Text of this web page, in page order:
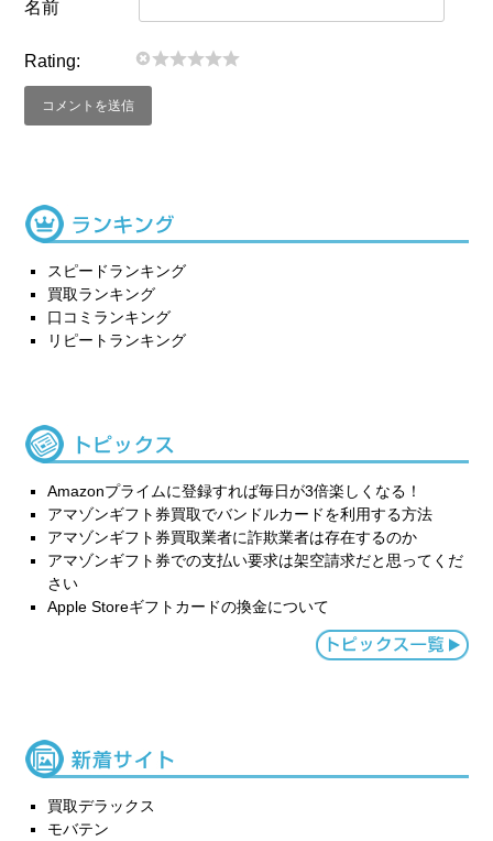
名前
Rating:
スピードランキング
買取ランキング
口コミランキング
リピートランキング
Amazonプライムに登録すれば毎日が3倍楽しくなる！
アマゾンギフト券買取でバンドルカードを利用する方法
アマゾンギフト券買取業者に詐欺業者は存在するのか
アマゾンギフト券での支払い要求は架空請求だと思ってくだ
さい
Apple Storeギフトカードの換金について
買取デラックス
モバテン